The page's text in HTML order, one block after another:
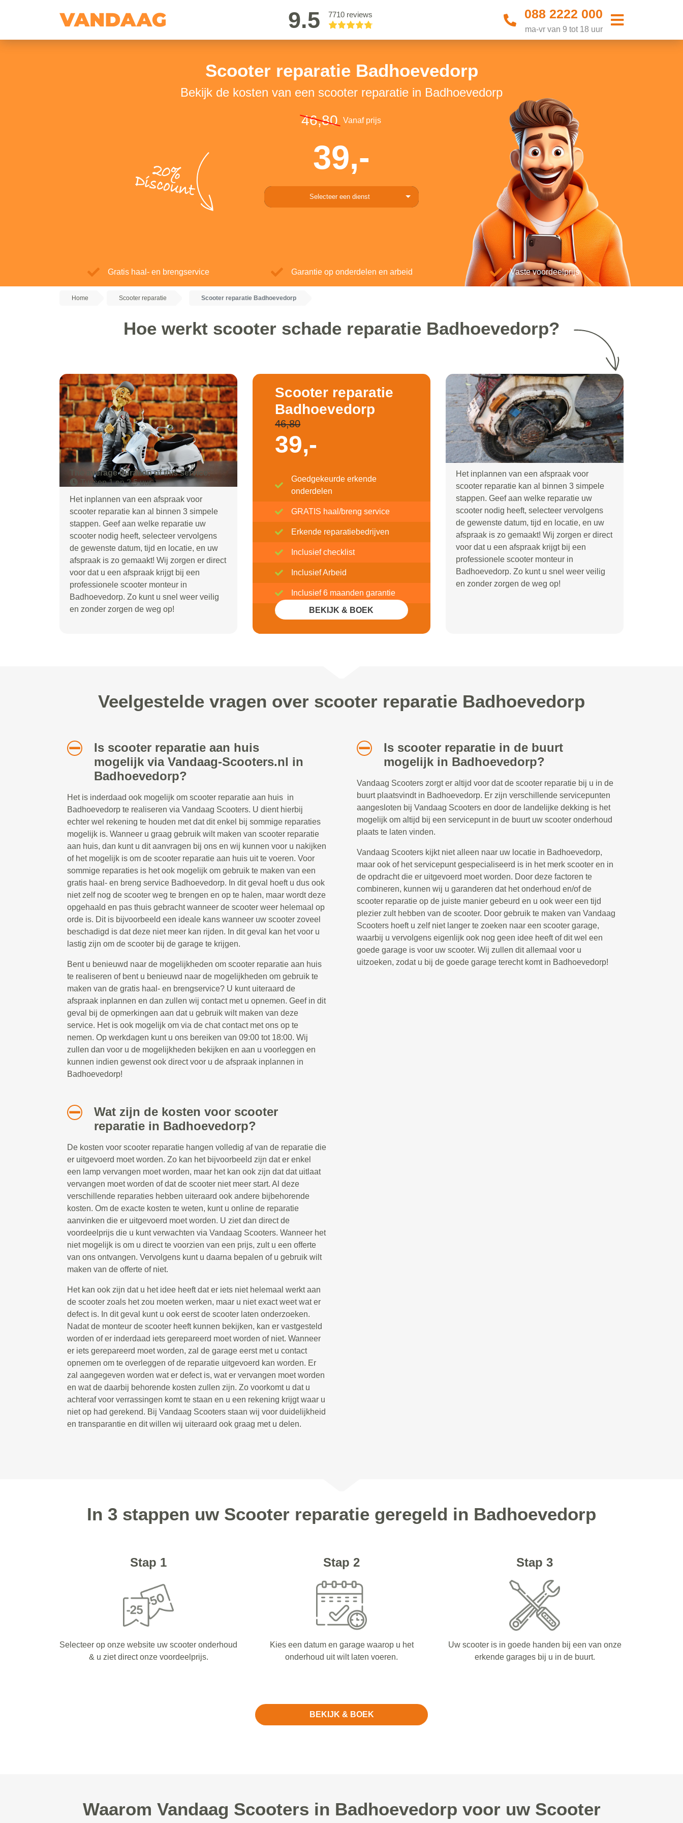
9.5 7710 reviews 088 2222 000
ma-vr van 9 tot 18 uur
Scooter reparatie Badhoevedorp
Bekijk de kosten van een scooter reparatie in Badhoevedorp
20%
Discount
46,80 Vanaf prijs
39,-
Selecteer een dienst
Gratis haal- en brengservice Garantie op onderdelen en arbeid Vaste voordeelprijs
Home Scooter reparatie Scooter reparatie Badhoevedorp
Hoe werkt scooter schade reparatie Badhoevedorp?
The average duration of this service:
Tussen 1 en 2,5 uur
Het inplannen van een afspraak voor
scooter reparatie kan al binnen 3 simpele
stappen. Geef aan welke reparatie uw
scooter nodig heeft, selecteer vervolgens
de gewenste datum, tijd en locatie, en uw
afspraak is zo gemaakt! Wij zorgen er direct
voor dat u een afspraak krijgt bij een
professionele scooter monteur in
Badhoevedorp. Zo kunt u snel weer veilig
en zonder zorgen de weg op!
Scooter reparatie
Badhoevedorp
46,80
39,-
Goedgekeurde erkende
onderdelen
GRATIS haal/breng service
Erkende reparatiebedrijven
Inclusief checklist
Inclusief Arbeid
Inclusief 6 maanden garantie
Inclusief 20% Korting
BEKIJK & BOEK
Het inplannen van een afspraak voor
scooter reparatie kan al binnen 3 simpele
stappen. Geef aan welke reparatie uw
scooter nodig heeft, selecteer vervolgens
de gewenste datum, tijd en locatie, en uw
afspraak is zo gemaakt! Wij zorgen er direct
voor dat u een afspraak krijgt bij een
professionele scooter monteur in
Badhoevedorp. Zo kunt u snel weer veilig
en zonder zorgen de weg op!
Veelgestelde vragen over scooter reparatie Badhoevedorp
Is scooter reparatie aan huis
mogelijk via Vandaag-Scooters.nl in
Badhoevedorp?
Het is inderdaad ook mogelijk om scooter reparatie aan huis in
Badhoevedorp te realiseren via Vandaag Scooters. U dient hierbij
echter wel rekening te houden met dat dit enkel bij sommige reparaties
mogelijk is. Wanneer u graag gebruik wilt maken van scooter reparatie
aan huis, dan kunt u dit aanvragen bij ons en wij kunnen voor u nakijken
of het mogelijk is om de scooter reparatie aan huis uit te voeren. Voor
sommige reparaties is het ook mogelijk om gebruik te maken van een
gratis haal- en breng service Badhoevedorp. In dit geval hoeft u dus ook
niet zelf nog de scooter weg te brengen en op te halen, maar wordt deze
opgehaald en pas thuis gebracht wanneer de scooter weer helemaal op
orde is. Dit is bijvoorbeeld een ideale kans wanneer uw scooter zoveel
beschadigd is dat deze niet meer kan rijden. In dit geval kan het voor u
lastig zijn om de scooter bij de garage te krijgen.
Bent u benieuwd naar de mogelijkheden om scooter reparatie aan huis
te realiseren of bent u benieuwd naar de mogelijkheden om gebruik te
maken van de gratis haal- en brengservice? U kunt uiteraard de
afspraak inplannen en dan zullen wij contact met u opnemen. Geef in dit
geval bij de opmerkingen aan dat u gebruik wilt maken van deze
service. Het is ook mogelijk om via de chat contact met ons op te
nemen. Op werkdagen kunt u ons bereiken van 09:00 tot 18:00. Wij
zullen dan voor u de mogelijkheden bekijken en aan u voorleggen en
kunnen indien gewenst ook direct voor u de afspraak inplannen in
Badhoevedorp!
Wat zijn de kosten voor scooter
reparatie in Badhoevedorp?
De kosten voor scooter reparatie hangen volledig af van de reparatie die
er uitgevoerd moet worden. Zo kan het bijvoorbeeld zijn dat er enkel
een lamp vervangen moet worden, maar het kan ook zijn dat dat uitlaat
vervangen moet worden of dat de scooter niet meer start. Al deze
verschillende reparaties hebben uiteraard ook andere bijbehorende
kosten. Om de exacte kosten te weten, kunt u online de reparatie
aanvinken die er uitgevoerd moet worden. U ziet dan direct de
voordeelprijs die u kunt verwachten via Vandaag Scooters. Wanneer het
niet mogelijk is om u direct te voorzien van een prijs, zult u een offerte
van ons ontvangen. Vervolgens kunt u daarna bepalen of u gebruik wilt
maken van de offerte of niet.
Het kan ook zijn dat u het idee heeft dat er iets niet helemaal werkt aan
de scooter zoals het zou moeten werken, maar u niet exact weet wat er
defect is. In dit geval kunt u ook eerst de scooter laten onderzoeken.
Nadat de monteur de scooter heeft kunnen bekijken, kan er vastgesteld
worden of er inderdaad iets gerepareerd moet worden of niet. Wanneer
er iets gerepareerd moet worden, zal de garage eerst met u contact
opnemen om te overleggen of de reparatie uitgevoerd kan worden. Er
zal aangegeven worden wat er defect is, wat er vervangen moet worden
en wat de daarbij behorende kosten zullen zijn. Zo voorkomt u dat u
achteraf voor verrassingen komt te staan en u een rekening krijgt waar u
niet op had gerekend. Bij Vandaag Scooters staan wij voor duidelijkheid
en transparantie en dit willen wij uiteraard ook graag met u delen.
Is scooter reparatie in de buurt
mogelijk in Badhoevedorp?
Vandaag Scooters zorgt er altijd voor dat de scooter reparatie bij u in de
buurt plaatsvindt in Badhoevedorp. Er zijn verschillende servicepunten
aangesloten bij Vandaag Scooters en door de landelijke dekking is het
mogelijk om altijd bij een servicepunt in de buurt uw scooter onderhoud
plaats te laten vinden.
Vandaag Scooters kijkt niet alleen naar uw locatie in Badhoevedorp,
maar ook of het servicepunt gespecialiseerd is in het merk scooter en in
de opdracht die er uitgevoerd moet worden. Door deze factoren te
combineren, kunnen wij u garanderen dat het onderhoud en/of de
scooter reparatie op de juiste manier gebeurd en u ook weer een tijd
plezier zult hebben van de scooter. Door gebruik te maken van Vandaag
Scooters hoeft u zelf niet langer te zoeken naar een scooter garage,
waarbij u vervolgens eigenlijk ook nog geen idee heeft of dit wel een
goede garage is voor uw scooter. Wij zullen dit allemaal voor u
uitzoeken, zodat u bij de goede garage terecht komt in Badhoevedorp!
In 3 stappen uw Scooter reparatie geregeld in Badhoevedorp
Stap 1
Selecteer op onze website uw scooter onderhoud
& u ziet direct onze voordeelprijs.
Stap 2
Kies een datum en garage waarop u het
onderhoud uit wilt laten voeren.
Stap 3
Uw scooter is in goede handen bij een van onze
erkende garages bij u in de buurt.
BEKIJK & BOEK
Waarom Vandaag Scooters in Badhoevedorp voor uw Scooter